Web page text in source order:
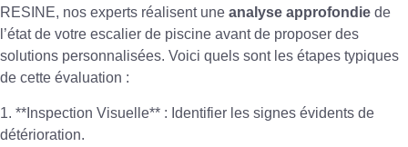
RESINE, nos experts réalisent une analyse approfondie de
l’état de votre escalier de piscine avant de proposer des
solutions personnalisées. Voici quels sont les étapes typiques
de cette évaluation :
1. **Inspection Visuelle** : Identifier les signes évidents de
détérioration.